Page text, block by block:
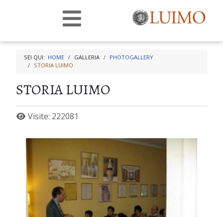
SEI QUI: HOME GALLERIA
PHOTOGALLERY
STORIA LUIMO
STORIA LUIMO
Visite: 222081